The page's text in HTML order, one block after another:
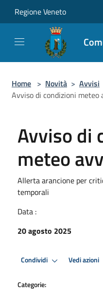
Regione Veneto
Home > Novità > Avvisi
Avviso di condizioni meteo
Avviso di
meteo
Allerta arancione per
temporali
Data :
20 agosto 2025
Condividi Vedi azioni
Categorie: